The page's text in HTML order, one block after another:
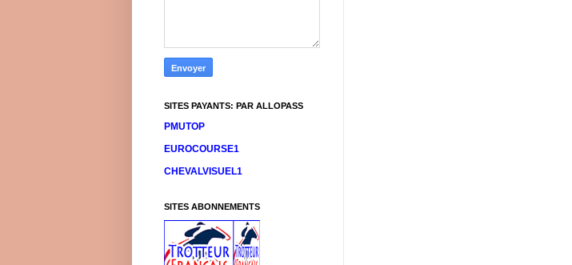
SITES PAYANTS: PAR ALLOPASS
PMUTOP
EUROCOURSE1
CHEVALVISUEL1
SITES ABONNEMENTS